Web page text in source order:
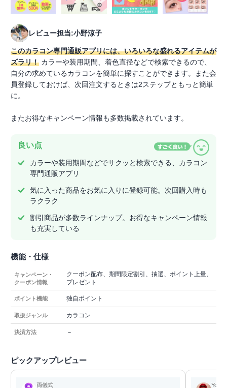
レビュー担当:小野涼子
このカラコン専門通販アプリには、いろいろな盛れるアイテムが
ズラリ！ カラーや装用期間、着色直径などで検索できるので、
自分の求めているカラコンを簡単に探すことができます。また会
員登録しておけば、次回注文するときは2ステップともっと簡単
に。
またお得なキャンペーン情報も多数掲載されています。
良い点
カラーや装用期間などでサクッと検索できる、カラコン
専門通販アプリ
気に入った商品をお気に入りに登録可能。次回購入時も
ラクラク
割引商品が多数ラインナップ。お得なキャンペーン情報
も充実している
機能・仕様
キャンペーン・
クーポン情報
クーポン配布、期間限定割引、抽選、ポイント上量、
プレゼント
ポイント機能 独自ポイント
取扱ジャンル カラコン
決済方法 －
ピックアップレビュー
両儀式